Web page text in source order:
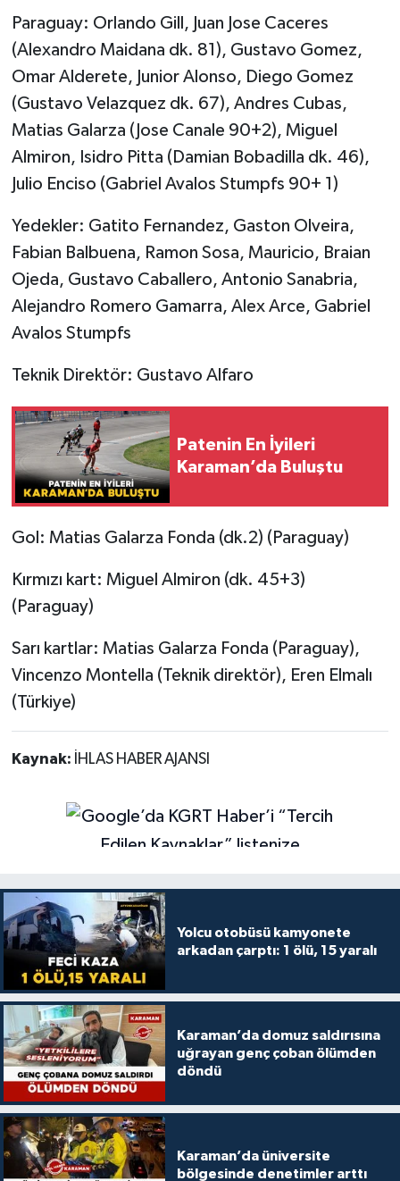
Paraguay: Orlando Gill, Juan Jose Caceres
(Alexandro Maidana dk. 81), Gustavo Gomez,
Omar Alderete, Junior Alonso, Diego Gomez
(Gustavo Velazquez dk. 67), Andres Cubas,
Matias Galarza (Jose Canale 90+2), Miguel
Almiron, Isidro Pitta (Damian Bobadilla dk. 46),
Julio Enciso (Gabriel Avalos Stumpfs 90+ 1)
Yedekler: Gatito Fernandez, Gaston Olveira,
Fabian Balbuena, Ramon Sosa, Mauricio, Braian
Ojeda, Gustavo Caballero, Antonio Sanabria,
Alejandro Romero Gamarra, Alex Arce, Gabriel
Avalos Stumpfs
Teknik Direktör: Gustavo Alfaro
Patenin En İyileri
Karaman’da Buluştu
Gol: Matias Galarza Fonda (dk.2) (Paraguay)
Kırmızı kart: Miguel Almiron (dk. 45+3)
(Paraguay)
Sarı kartlar: Matias Galarza Fonda (Paraguay),
Vincenzo Montella (Teknik direktör), Eren Elmalı
(Türkiye)
Kaynak: İHLAS HABER AJANSI
Yolcu otobüsü kamyonete
arkadan çarptı: 1 ölü, 15 yaralı
Karaman’da domuz saldırısına
uğrayan genç çoban ölümden
döndü
Karaman’da üniversite
bölgesinde denetimler arttı